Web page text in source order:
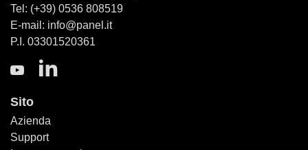
Tel: (+39) 0536 808519
E-mail: info@panel.it
P.I. 03301520361
Sito
Azienda
Support